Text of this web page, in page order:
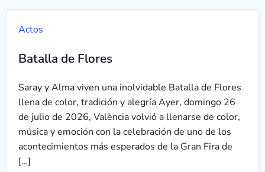
Actos
Batalla de Flores
Saray y Alma viven una inolvidable Batalla de Flores
llena de color, tradición y alegría Ayer, domingo 26
de julio de 2026, València volvió a llenarse de color,
música y emoción con la celebración de uno de los
acontecimientos más esperados de la Gran Fira de
[…]